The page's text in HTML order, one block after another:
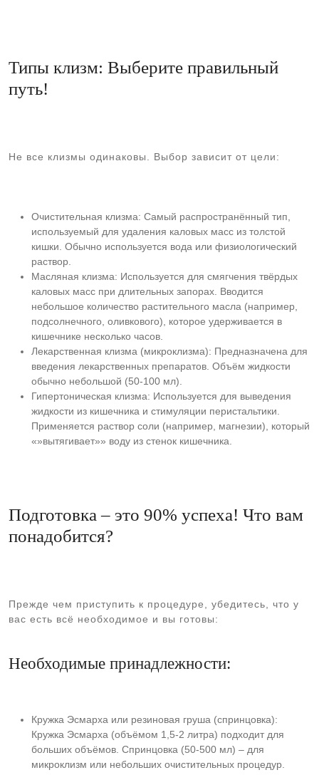
Типы клизм: Выберите правильный
путь!
Не все клизмы одинаковы. Выбор зависит от цели:
Очистительная клизма: Самый распространённый тип,
используемый для удаления каловых масс из толстой
кишки. Обычно используется вода или физиологический
раствор.
Масляная клизма: Используется для смягчения твёрдых
каловых масс при длительных запорах. Вводится
небольшое количество растительного масла (например,
подсолнечного, оливкового), которое удерживается в
кишечнике несколько часов.
Лекарственная клизма (микроклизма): Предназначена для
введения лекарственных препаратов. Объём жидкости
обычно небольшой (50-100 мл).
Гипертоническая клизма: Используется для выведения
жидкости из кишечника и стимуляции перистальтики.
Применяется раствор соли (например, магнезии), который
«»вытягивает»» воду из стенок кишечника.
Подготовка – это 90% успеха! Что вам
понадобится?
Прежде чем приступить к процедуре, убедитесь, что у
вас есть всё необходимое и вы готовы:
Необходимые принадлежности:
Кружка Эсмарха или резиновая груша (спринцовка):
Кружка Эсмарха (объёмом 1,5-2 литра) подходит для
больших объёмов. Спринцовка (50-500 мл) – для
микроклизм или небольших очистительных процедур.